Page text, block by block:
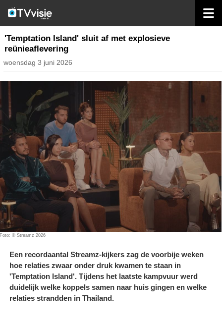
streaming
'Temptation Island' sluit af met explosieve
reünieaflevering
woensdag 3 juni 2026
Foto: © Streamz 2026
Een recordaantal Streamz-kijkers zag de voorbije weken
hoe relaties zwaar onder druk kwamen te staan in
'Temptation Island'. Tijdens het laatste kampvuur werd
duidelijk welke koppels samen naar huis gingen en welke
relaties strandden in Thailand.